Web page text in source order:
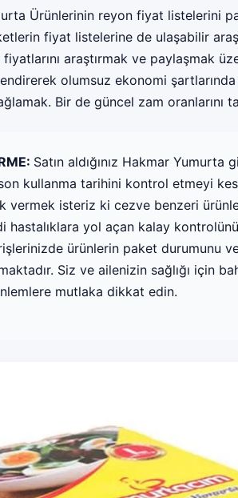
Ürünlerinin reyon fiyat listelerini
fiyat listelerine de ulaşabilir
araştırmak ve paylaşmak
olumsuz ekonomi
Bir de güncel zam oranlarını
Satın aldığınız Hakmar Yumurta
kullanma tarihini kontrol etmeyi
vermek isteriz ki cezve benzeri
hastalıklara yol açan kalay
ürünlerin paket durumunu
Siz ve ailenizin sağlığı için
mutlaka dikkat edin.